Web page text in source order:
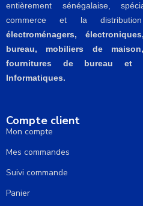
entièrement sénégalaise,
commerce et la
électroménagers,
bureau, mobiliers de
fournitures de bureau et
Informatiques.
Compte client
Mon compte
Mes commandes
Suivi commande
Panier